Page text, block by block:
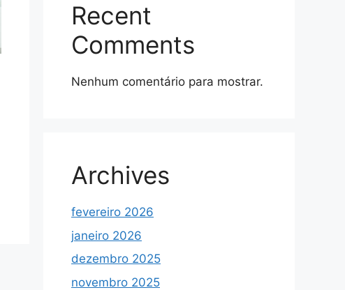
Recent
Comments
Nenhum comentário para mostrar.
Archives
fevereiro 2026
janeiro 2026
dezembro 2025
novembro 2025